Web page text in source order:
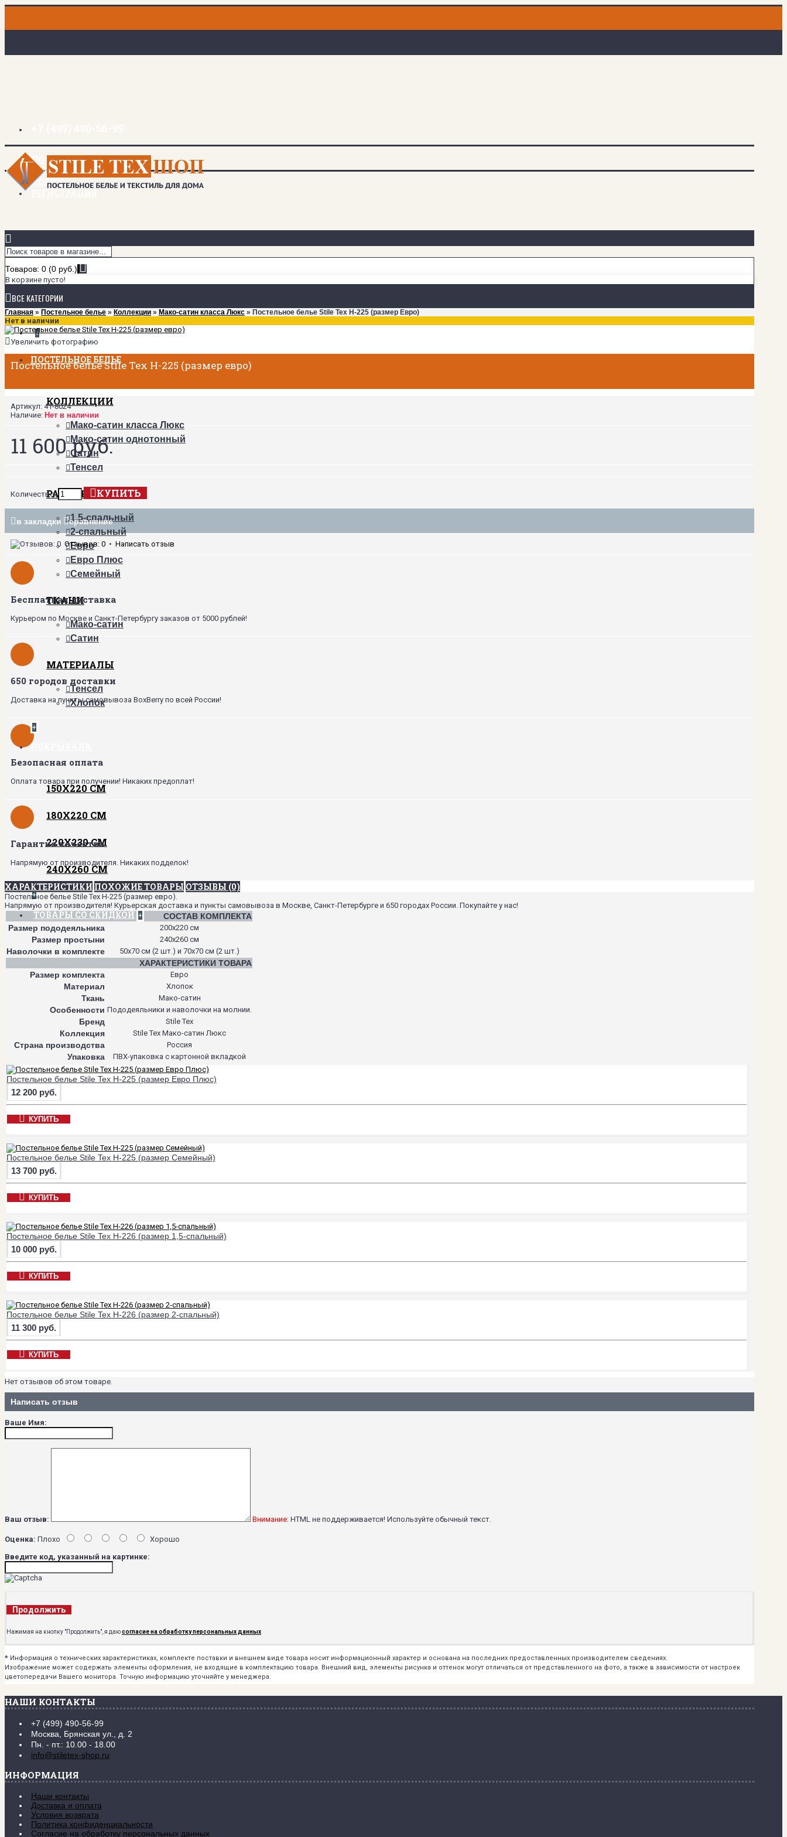
ДОСТАВКА И ОПЛАТА
ЗАКЛАДКИ (0)
ЛОГИН
Товаров: 0 (0 руб.)
В корзине пусто!
ВСЕ КАТЕГОРИИ
+
ПОСТЕЛЬНОЕ БЕЛЬЕ
КОЛЛЕКЦИИ
Мако-сатин класса Люкс
Мако-сатин однотонный
Сатин
Тенсел
РАЗМЕРЫ
1,5-спальный
2-спальный
Евро
Евро Плюс
Семейный
ТКАНИ
Мако-сатин
Сатин
МАТЕРИАЛЫ
Тенсел
Хлопок
+
ПОКРЫВАЛА
150Х220 СМ
180Х220 СМ
220Х230 СМ
240Х260 СМ
+
ТОВАРЫ СО СКИДКОЙ +
Главная » Постельное белье » Коллекции » Мако-сатин класса Люкс » Постельное белье Stile Tex H-225 (размер Евро)
Нет в наличии
Увеличить фотографию
Постельное белье Stile Tex H-225 (размер евро)
Артикул: 41-8024
Наличие: Нет в наличии
11 600 руб.
Количество: КУПИТЬ
в закладки сравнение
Отзывов: 0 • Написать отзыв
Бесплатная доставка
Курьером по Москве и Санкт-Петербургу заказов от 5000 рублей!
650 городов доставки
Доставка на пункты самовывоза BoxBerry по всей России!
Безопасная оплата
Оплата товара при получении! Никаких предоплат!
Гарантия качества
Напрямую от производителя. Никаких подделок!
ХАРАКТЕРИСТИКИ ПОХОЖИЕ ТОВАРЫ ОТЗЫВЫ (0)
Постельное белье Stile Tex H-225 (размер евро).
Напрямую от производителя! Курьерская доставка и пункты самовывоза в Москве, Санкт-Петербурге и 650 городах России. Покупайте у нас!
СОСТАВ КОМПЛЕКТА
Размер пододеяльника
200х220 см
Размер простыни 240х260 см
Наволочки в комплекте 50х70 см (2 шт.) и 70х70 см (2 шт.)
ХАРАКТЕРИСТИКИ ТОВАРА
Размер комплекта
Евро
Материал Хлопок
Ткань Мако-сатин
Особенности Пододеяльники и наволочки на молнии.
Бренд Stile Tex
Коллекция Stile Tex Мако-сатин Люкс
Страна производства Россия
Упаковка ПВХ-упаковка с картонной вкладкой
Постельное белье Stile Tex H-225 (размер Евро Плюс)
12 200 руб.
КУПИТЬ
Постельное белье Stile Tex H-225 (размер Семейный)
13 700 руб.
КУПИТЬ
Постельное белье Stile Tex H-226 (размер 1,5-спальный)
10 000 руб.
КУПИТЬ
Постельное белье Stile Tex H-226 (размер 2-спальный)
11 300 руб.
КУПИТЬ
Нет отзывов об этом товаре.
Написать отзыв
Ваше Имя:
Ваш отзыв: Внимание: HTML не поддерживается! Используйте обычный текст.
Оценка: Плохо
Хорошо
Введите код, указанный на картинке:
Продолжить
Нажимая на кнопку "Продолжить", я даюсогласие на обработку персональных данных
* Информация о технических характеристиках, комплекте поставки и внешнем виде товара носит информационный характер и основана на последних предоставленных производителем сведениях.
Изображение может содержать элементы оформления, не входящие в комплектацию товара. Внешний вид, элементы рисунка и оттенок могут отличаться от представленного на фото, а также в зависимости от настроек
цветопередачи Вашего монитора. Точную информацию уточняйте у менеджера.
НАШИ КОНТАКТЫ
+7 (499) 490-56-99
Москва, Брянская ул., д. 2
Пн. - пт.: 10.00 - 18.00
info@stiletex-shop.ru
ИНФОРМАЦИЯ
Наши контакты
Доставка и оплата
Условия возврата
Политика конфиденциальности
Согласие на обработку персональных данных